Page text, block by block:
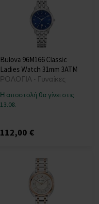
Bulova 96M166 Classic
Ladies Watch 31mm 3ATM
ΡΟΛΟΓΙΑ - Γυναίκες
Η αποστολή θα γίνει στις
13.08.
112,00 €